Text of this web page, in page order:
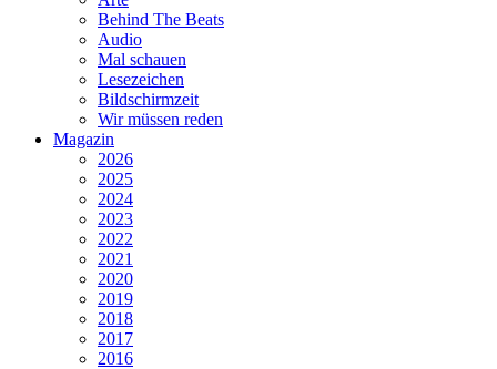
Behind The Beats
Audio
Mal schauen
Lesezeichen
Bildschirmzeit
Wir müssen reden
Magazin
2026
2025
2024
2023
2022
2021
2020
2019
2018
2017
2016